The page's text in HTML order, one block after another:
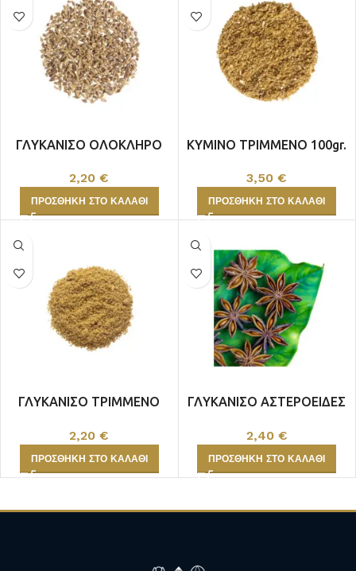
ΓΛΥΚΑΝΙΣΟ ΟΛΟΚΛΗΡΟ
2,20€
ΠΡΟΣΘΉΚΗ ΣΤΟ ΚΑΛΆΘΙ
ΚΥΜΙΝΟ ΤΡΙΜΜΕΝΟ 100gr.
3,50€
ΠΡΟΣΘΉΚΗ ΣΤΟ ΚΑΛΆΘΙ
ΓΛΥΚΑΝΙΣΟ ΤΡΙΜΜΕΝΟ
2,20€
ΠΡΟΣΘΉΚΗ ΣΤΟ ΚΑΛΆΘΙ
ΓΛΥΚΑΝΙΣΟ ΑΣΤΕΡΟΕΙΔΕΣ
2,40 €
ΠΡΟΣΘΉΚΗ ΣΤΟ ΚΑΛΆΘΙ